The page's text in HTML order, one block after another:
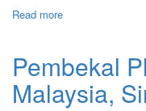
Read more
Pembekal
Malaysia,